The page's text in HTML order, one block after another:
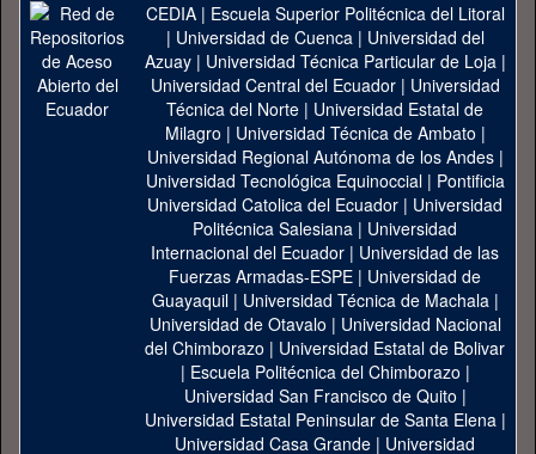
CEDIA| Escuela Superior Politécnica del Litoral
| Universidad de Cuenca| Universidad del
Azuay| Universidad Técnica Particular de Loja|
Universidad Central del Ecuador| Universidad
Técnica del Norte | Universidad Estatal de
Milagro | Universidad Técnica de Ambato |
Universidad Regional Autónoma de los Andes|
Universidad Tecnológica Equinoccial| Pontificia
Universidad Catolica del Ecuador | Universidad
Politécnica Salesiana | Universidad
Internacional del Ecuador | Universidad de las
Fuerzas Armadas-ESPE | Universidad de
Guayaquil| Universidad Técnica de Machala|
Universidad de Otavalo | Universidad Nacional
del Chimborazo | Universidad Estatal de Bolivar
| Escuela Politécnica del Chimborazo |
Universidad San Francisco de Quito |
Universidad Estatal Peninsular de Santa Elena|
Universidad Casa Grande | Universidad